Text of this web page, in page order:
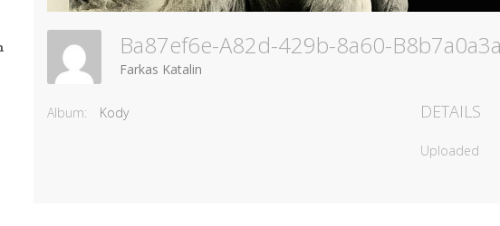
Ba87ef6e-A82d-429b-8a60-
Farkas Katalin
Album: Kody DETAILS
Uploaded